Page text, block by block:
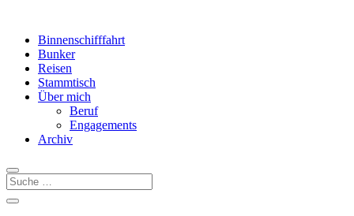
Binnenschifffahrt
Bunker
Reisen
Stammtisch
Über mich
Beruf
Engagements
Archiv